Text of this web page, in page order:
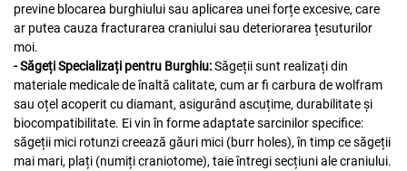
previne blocarea burghiului sau aplicarea unei forțe excesive, care
ar putea cauza fracturarea craniului sau deteriorarea țesuturilor
moi.
- Săgeți Specializați pentru Burghiu:Săgeții sunt realizați din
materiale medicale de înaltă calitate, cum ar fi carbura de wolfram
sau oțel acoperit cu diamant, asigurând ascuțime, durabilitate și
biocompatibilitate. Ei vin în forme adaptate sarcinilor specifice:
săgeții mici rotunzi creează găuri mici (burr holes), în timp ce săgeții
mai mari, plați (numiți craniotome), taie întregi secțiuni ale craniului.